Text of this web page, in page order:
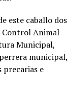
este caballo dos
Control Animal
Municipal,
municipal,
precarias e